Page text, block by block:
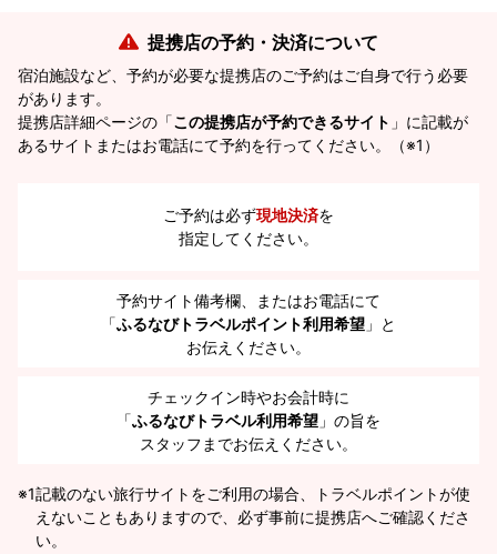
提携店の予約・決済について
宿泊施設など、予約が必要な提携店のご予約はご自身で行う必要
があります。
提携店詳細ページの「この提携店が予約できるサイト 」に記載が
あるサイトまたはお電話にて予約を行ってください。（※1）
ご予約は必ず現地決済を
指定してください。
予約サイト備考欄、またはお電話にて
「ふるなびトラベルポイント利用希望 」と
お伝えください。
チェックイン時やお会計時に
「ふるなびトラベル利用希望 」の旨を
スタッフまでお伝えください。
※1記載のない旅行サイトをご利用の場合、トラベルポイントが使
えないこともありますので、必ず事前に提携店へご確認くださ
い。